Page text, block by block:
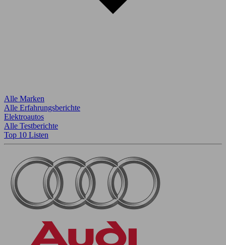
Alle Marken
Alle Erfahrungsberichte
Elektroautos
Alle Testberichte
Top 10 Listen